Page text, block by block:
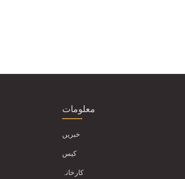
معلومات
خبریں
کیس
کارخانہ